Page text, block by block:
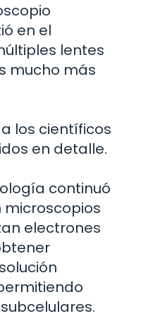
en el
lentes
mucho más
los científicos
en detalle.
continuó
microscopios
electrones